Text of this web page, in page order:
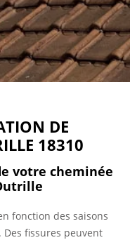
DE
18310
votre cheminée
fonction des saisons
fissures peuvent